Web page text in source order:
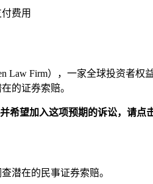
费用
Law Firm），一家全球投资者
的证券索赔。
希望加入这项预期的诉讼，请点
潜在的民事证券索赔。